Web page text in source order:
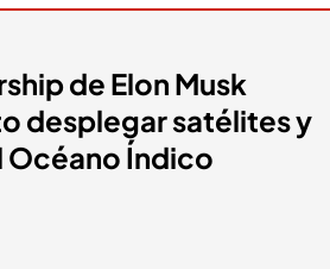
de Elon Musk
desplegar satélites y
Océano Índico